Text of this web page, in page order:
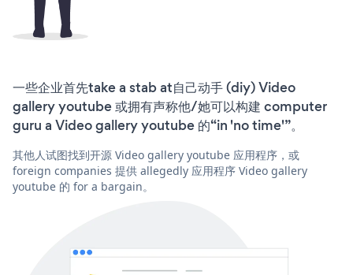
一些企业首先take a stab at自己动手 (diy) Video
gallery youtube 或拥有声称他/她可以构建 computer
guru a Video gallery youtube 的“in 'no time'”。
其他人试图找到开源 Video gallery youtube 应用程序，或
foreign companies 提供 allegedly 应用程序 Video gallery
youtube 的 for a bargain。